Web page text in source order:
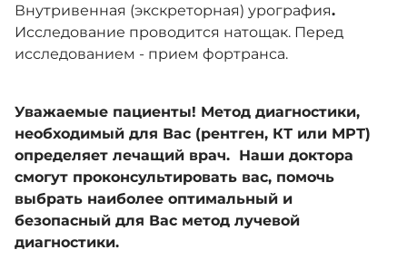
Внутривенная (экскреторная) урография.
Исследование проводится натощак. Перед
исследованием - прием фортранса.
Уважаемые пациенты! Метод диагностики,
необходимый для Вас (рентген, КТ или МРТ)
определяет лечащий врач. Наши доктора
смогут проконсультировать вас, помочь
выбрать наиболее оптимальный и
безопасный для Вас метод лучевой
диагностики.